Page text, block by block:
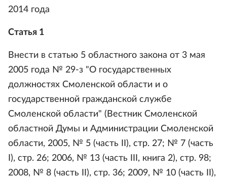
2014 года
Статья 1
Внести в статью 5 областного закона от 3 мая
2005 года № 29-з "О государственных
должностях Смоленской области и о
государственной гражданской службе
Смоленской области" (Вестник Смоленской
областной Думы и Администрации Смоленской
области, 2005, № 5 (часть II), стр. 27; № 7 (часть
I), стр. 26; 2006, № 13 (часть III, книга 2), стр. 98;
2008, № 8 (часть II), стр. 36; 2009, № 10 (часть II),